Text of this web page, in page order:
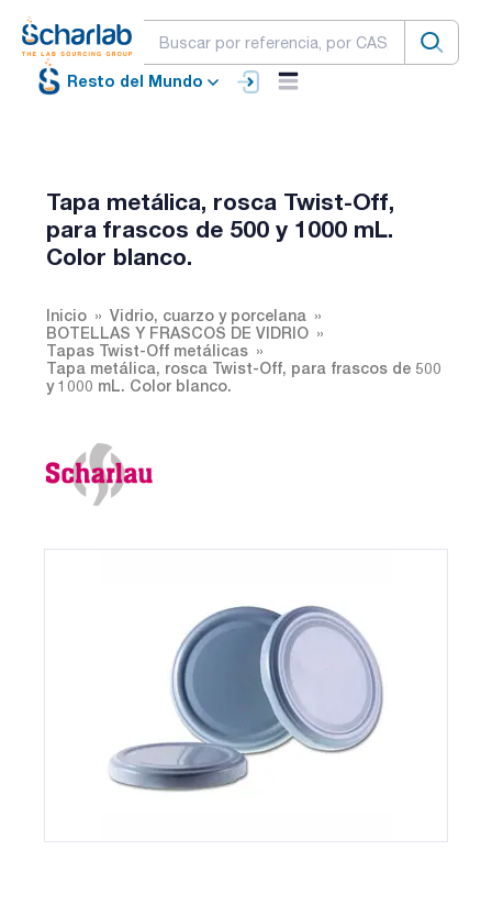
Resto del Mundo
Tapa metálica, rosca Twist-Off,
para frascos de 500 y 1000 mL.
Color blanco.
Inicio
Vidrio, cuarzo y porcelana
BOTELLAS Y FRASCOS DE VIDRIO
Tapas Twist-Off metálicas
Tapa metálica, rosca Twist-Off, para frascos de 500
y 1000 mL. Color blanco.